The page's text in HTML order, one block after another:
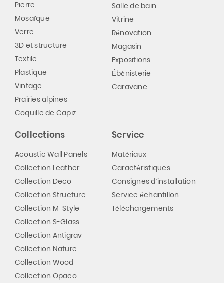
Pierre
Mosaïque
Verre
3D et structure
Textile
Plastique
Vintage
Prairies alpines
Coquille de Capiz
Salle de bain
Vitrine
Rénovation
Magasin
Expositions
Ébénisterie
Caravane
Collections
Acoustic Wall Panels
Collection Leather
Collection Deco
Collection Structure
Collection M-Style
Collection S-Glass
Collection Antigrav
Collection Nature
Collection Wood
Collection Opaco
Service
Matériaux
Caractéristiques
Consignes d’installation
Service échantillon
Téléchargements